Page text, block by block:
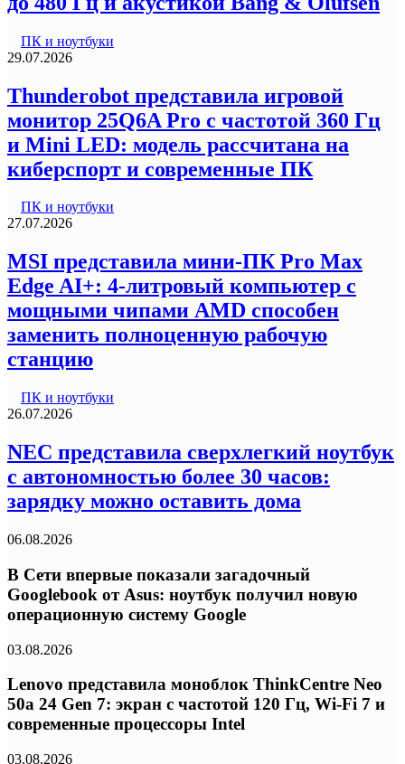
ПК и ноутбуки
29.07.2026
Thunderobot представила игровой
монитор 25Q6A Pro с частотой 360 Гц
и Mini LED: модель рассчитана на
киберспорт и современные ПК
ПК и ноутбуки
27.07.2026
MSI представила мини-ПК Pro Max
Edge AI+: 4-литровый компьютер с
мощными чипами AMD способен
заменить полноценную рабочую
станцию
ПК и ноутбуки
26.07.2026
NEC представила сверхлегкий ноутбук
с автономностью более 30 часов:
зарядку можно оставить дома
06.08.2026
В Сети впервые показали загадочный
Googlebook от Asus: ноутбук получил новую
операционную систему Google
03.08.2026
Lenovo представила моноблок ThinkCentre Neo
50a 24 Gen 7: экран с частотой 120 Гц, Wi-Fi 7 и
современные процессоры Intel
03.08.2026